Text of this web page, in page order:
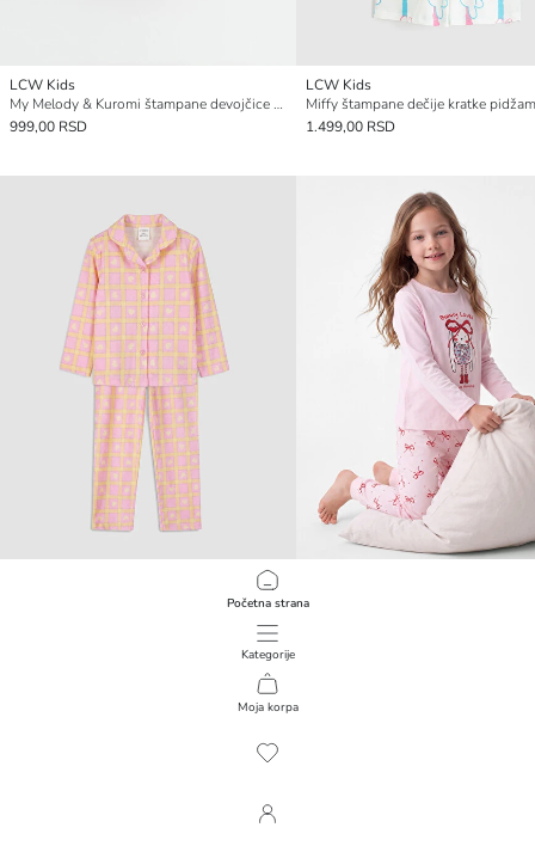
Početna strana
Kategorije
Moja korpa
LCW Kids
My Melody & Kuromi štampane devojčice kratka pidžama komplet
999,00 RSD
LCW Kids
1.499,00 RSD
Devojački pidžama komplet sa uzorkom